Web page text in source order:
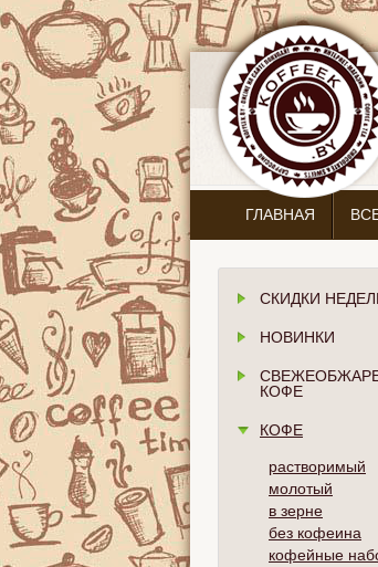
ГЛАВНАЯ
СКИДКИ
НОВИНКИ
КОФЕ
КОФЕ
растворимый
молотый
в зерне
без кофеина
кофейные